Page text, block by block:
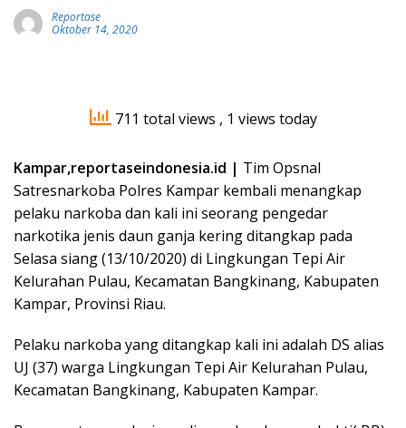
Reportase
Oktober 14, 2020
711 total views , 1 views today
Kampar,reportaseindonesia.id | Tim Opsnal
Satresnarkoba Polres Kampar kembali menangkap
pelaku narkoba dan kali ini seorang pengedar
narkotika jenis daun ganja kering ditangkap pada
Selasa siang (13/10/2020) di Lingkungan Tepi Air
Kelurahan Pulau, Kecamatan Bangkinang, Kabupaten
Kampar, Provinsi Riau.
Pelaku narkoba yang ditangkap kali ini adalah DS alias
UJ (37) warga Lingkungan Tepi Air Kelurahan Pulau,
Kecamatan Bangkinang, Kabupaten Kampar.